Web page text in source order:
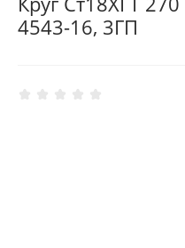
4543-16, 3ГП